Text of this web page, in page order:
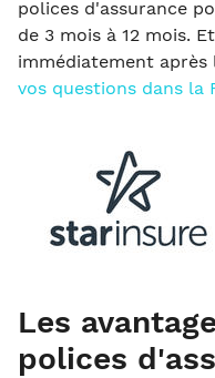
polices d'assurance
de 3 mois à 12 mois.
immédiatement après
vos questions dans la
Les
polices